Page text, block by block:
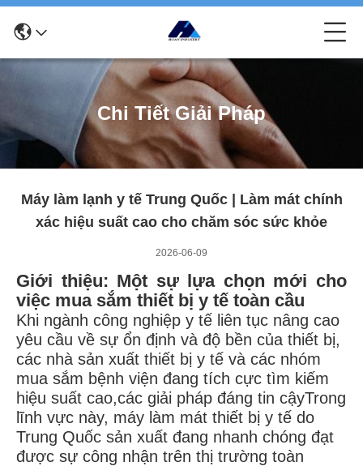
Chi Tiết Giải Pháp
Máy làm lạnh y tế Trung Quốc | Làm mát chính
xác hiệu suất cao cho chăm sóc sức khỏe
2026-06-09
Giới thiệu: Một sự lựa chọn mới cho
việc mua sắm thiết bị y tế toàn cầu
Khi ngành công nghiệp y tế liên tục nâng cao
yêu cầu về sự ổn định và độ bền của thiết bị,
các nhà sản xuất thiết bị y tế và các nhóm
mua sắm bệnh viện đang tích cực tìm kiếm
hiệu suất cao,các giải pháp đáng tin cậyTrong
lĩnh vực này, máy làm mát thiết bị y tế do
Trung Quốc sản xuất đang nhanh chóng đạt
được sự công nhận trên thị trường toàn